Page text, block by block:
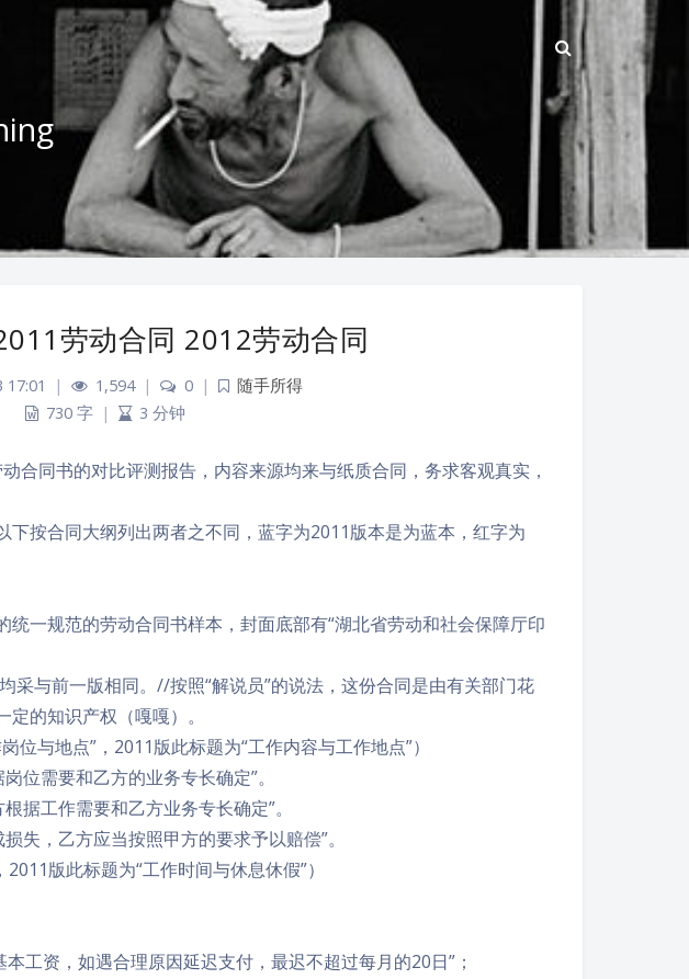
劳动合同 2012劳动合同
17:01 | 1,594 | 0 |
随手所得
730 字 | 3 分钟
合同书的对比评测报告，内容来源均来与纸质合同，务求客观真实，
按合同大纲列出两者之不同，蓝字为2011版本是为蓝本，红字为
统一规范的劳动合同书样本，封面底部有“湖北省劳动和社会保障厅印
采与前一版相同。//按照“解说员”的说法，这份合同是由有关部门花
的知识产权（嘎嘎）。
位与地点”，2011版此标题为“工作内容与工作地点”）
位需要和乙方的业务专长确定”。
据工作需要和乙方业务专长确定”。
失，乙方应当按照甲方的要求予以赔偿”。
2011版此标题为“工作时间与休息休假”）
工资，如遇合理原因延迟支付，最迟不超过每月的20日”；